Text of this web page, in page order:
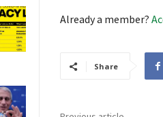
Already a member?
Share